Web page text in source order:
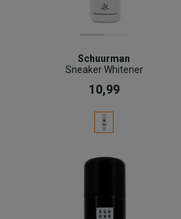
Schuurman
Sneaker Whitener
10,99